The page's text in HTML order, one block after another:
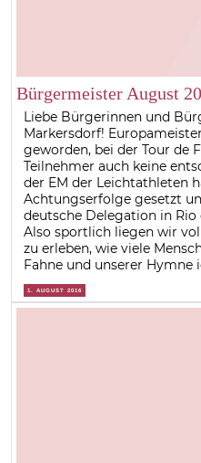
Bürgermeister August
Liebe Bürgerinnen und
Markersdorf!
geworden, bei der Tour de
Teilnehmer auch keine
der EM der Leichtathleten
Achtungserfolge gesetzt
deutsche Delegation in
Also sportlich liegen wir
zu erleben, wie viele
Fahne und unserer Hymne
1. AUGUST 2016